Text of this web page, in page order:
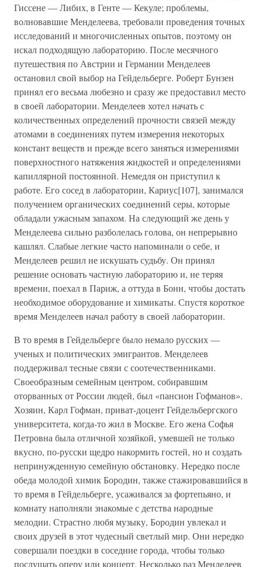
Гиссене — Либих, в Генте — Кекуле; проблемы,
волновавшие Менделеева, требовали проведения точных
исследований и многочисленных опытов, поэтому он
искал подходящую лабораторию. После месячного
путешествия по Австрии и Германии Менделеев
остановил свой выбор на Гейдельберге. Роберт Бунзен
принял его весьма любезно и сразу же предоставил место
в своей лаборатории. Менделеев хотел начать с
количественных определений прочности связей между
атомами в соединениях путем измерения некоторых
констант веществ и прежде всего заняться измерениями
поверхностного натяжения жидкостей и определениями
капиллярной постоянной. Немедля он приступил к
работе. Его сосед в лаборатории, Кариус[107], занимался
получением органических соединений серы, которые
обладали ужасным запахом. На следующий же день у
Менделеева сильно разболелась голова, он непрерывно
кашлял. Слабые легкие часто напоминали о себе, и
Менделеев решил не искушать судьбу. Он принял
решение основать частную лабораторию и, не теряя
времени, поехал в Париж, а оттуда в Бонн, чтобы достать
необходимое оборудование и химикаты. Спустя короткое
время Менделеев начал работу в своей лаборатории.
В то время в Гейдельберге было немало русских —
ученых и политических эмигрантов. Менделеев
поддерживал тесные связи с соотечественниками.
Своеобразным семейным центром, собиравшим
оторванных от России людей, был «пансион Гофманов».
Хозяин, Карл Гофман, приват-доцент Гейдельбергского
университета, когда-то жил в Москве. Его жена Софья
Петровна была отличной хозяйкой, умевшей не только
вкусно, по-русски щедро накормить гостей, но и создать
непринужденную семейную обстановку. Нередко после
обеда молодой химик Бородин, также стажировавшийся в
то время в Гейдельберге, усаживался за фортепьяно, и
комнату наполняли знакомые с детства народные
мелодии. Страстно любя музыку, Бородин увлекал и
своих друзей в этот чудесный светлый мир. Они нередко
совершали поездки в соседние города, чтобы только
послушать оперу или концерт. Несколько раз Менделеев